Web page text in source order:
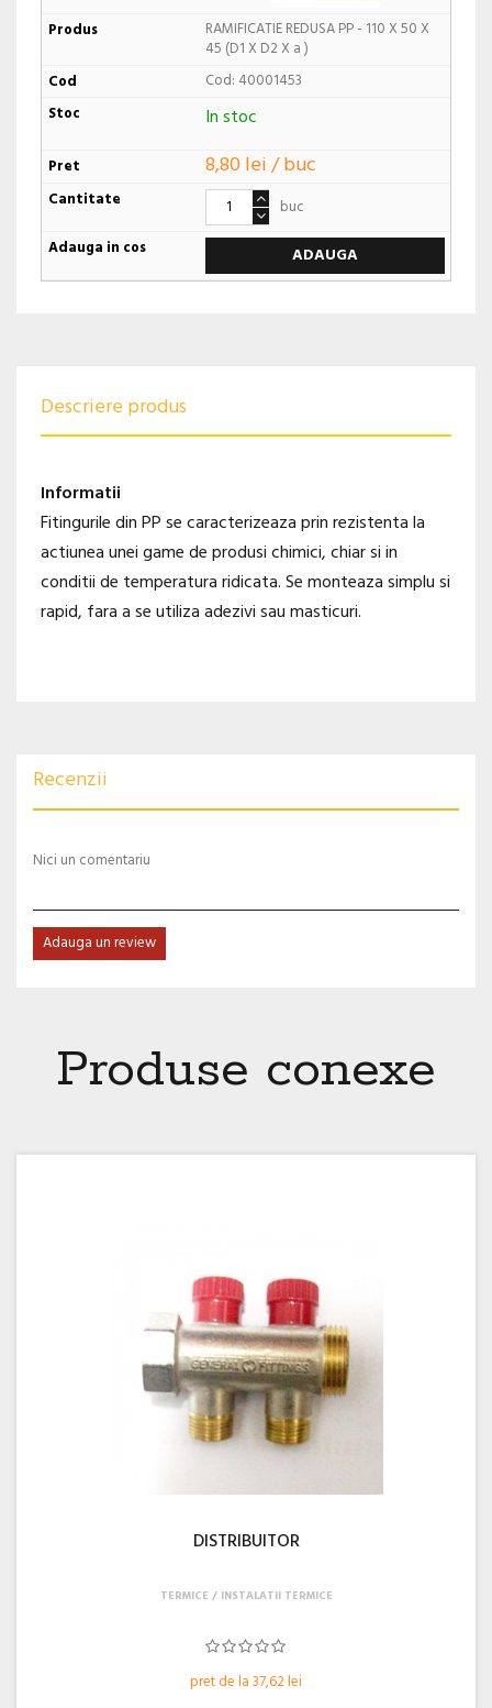
RAMIFICATIE REDUSA PP - 110 X 50 X
45 (D1 X D2 X a )
Cod: 40001453
In stoc
8,80 lei / buc
buc
ADAUGA
Descriere produs
Informatii
Fitingurile din PP se caracterizeaza prin rezistenta la
actiunea unei game de produsi chimici, chiar si in
conditii de temperatura ridicata. Se monteaza simplu si
rapid, fara a se utiliza adezivi sau masticuri.
Recenzii
Nici un comentariu
Adauga un review
Produse conexe
DISTRIBUITOR
pret de la 37,62 lei
TERMICE INSTALATII TERMICE